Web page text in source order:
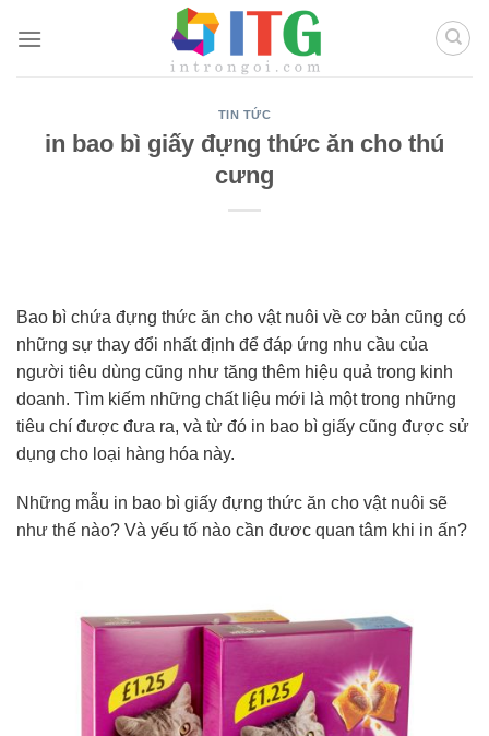
đến
TIN TỨC
in bao bì giấy đựng thức ăn cho thú
cưng
Bao bì chứa đựng thức ăn cho vật nuôi về cơ bản cũng có
những sự thay đổi nhất định để đáp ứng nhu cầu của
người tiêu dùng cũng như tăng thêm hiệu quả trong kinh
doanh. Tìm kiếm những chất liệu mới là một trong những
tiêu chí được đưa ra, và từ đó in bao bì giấy cũng được sử
dụng cho loại hàng hóa này.
Những mẫu in bao bì giấy đựng thức ăn cho vật nuôi sẽ
như thế nào? Và yếu tố nào cần đươc quan tâm khi in ấn?